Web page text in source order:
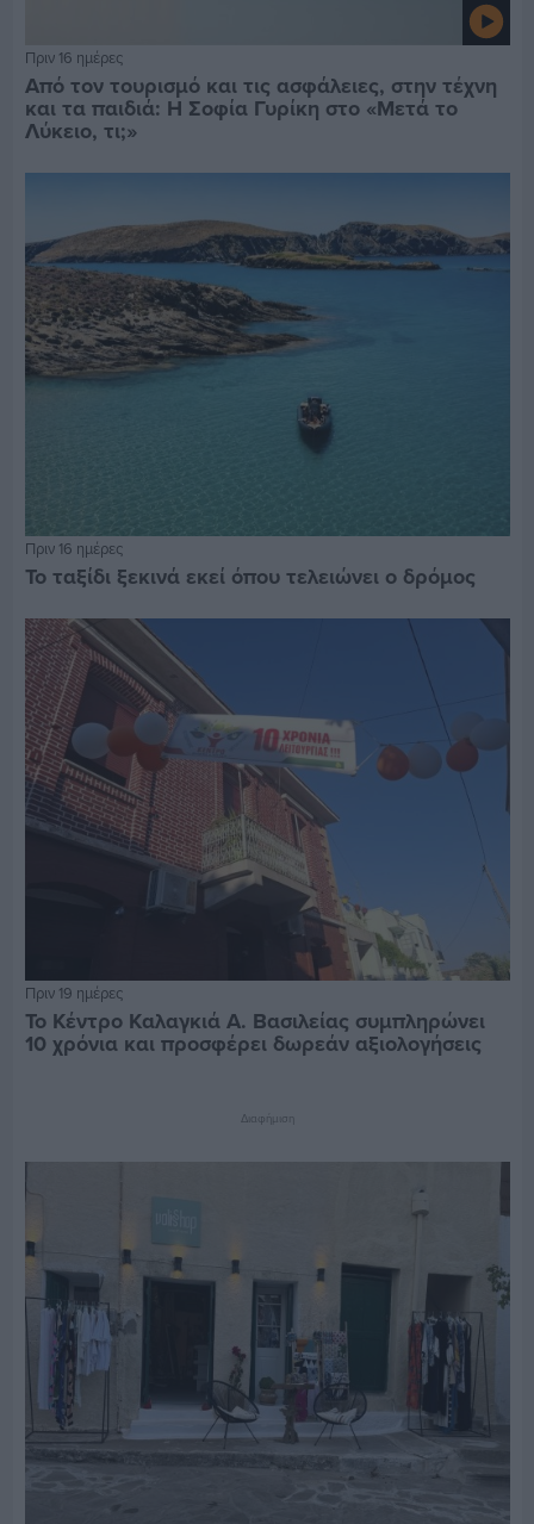
Πριν 16 ημέρες
Από τον τουρισμό και τις ασφάλειες, στην τέχνη
και τα παιδιά: Η Σοφία Γυρίκη στο «Μετά το
Λύκειο, τι;»
Πριν 16 ημέρες
Το ταξίδι ξεκινά εκεί όπου τελειώνει ο δρόμος
Πριν 19 ημέρες
Το Κέντρο Καλαγκιά Α. Βασιλείας συμπληρώνει
10 χρόνια και προσφέρει δωρεάν αξιολογήσεις
Διαφήμιση